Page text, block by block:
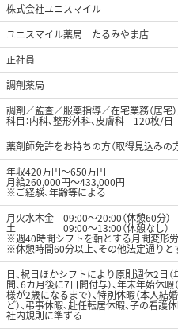
株式会社ユニスマイル
ユニスマイル薬局 たるみやま店
正社員
調剤薬局
調剤／監査／服薬指導／在宅業務（居宅）
科目：内科、整形外科、皮膚科 120枚/日
薬剤師免許をお持ちの方（取得見込みの
年収420万円～650万円
月給260,000円～433,000円
※ご経験、年齢等による
月火水木金 09:00～20:00（休憩60分）
土 09:00～13:00（休憩なし）
※週40時間シフトを軸とする月間変形
※休憩時間60分以上、その他法定通りと
日、祝日ほかシフトにより原則週休2日
間、6カ月後に7日間付与）、年末年始休暇
様が2歳になるまで）、特別休暇（本人
ど）、弔事休暇、赴任転居休暇、子の看
社内規則に準ずる